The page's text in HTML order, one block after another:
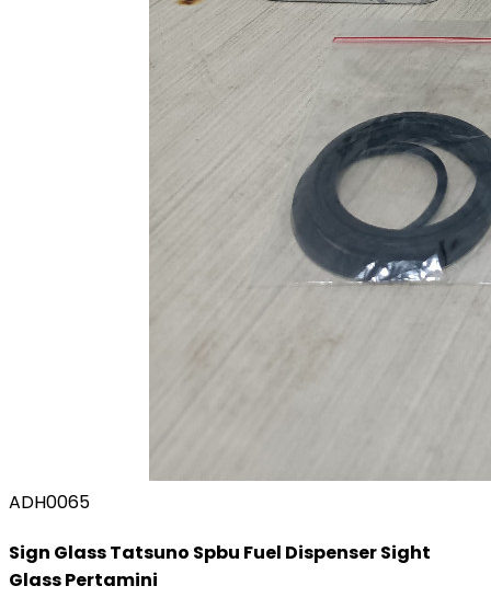
ADH0065
Sign Glass Tatsuno Spbu Fuel Dispenser Sight
Glass Pertamini